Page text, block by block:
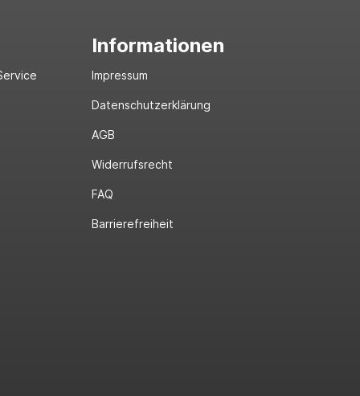
Informationen
Impressum
Datenschutzerklärung
AGB
Widerrufsrecht
FAQ
Barrierefreiheit